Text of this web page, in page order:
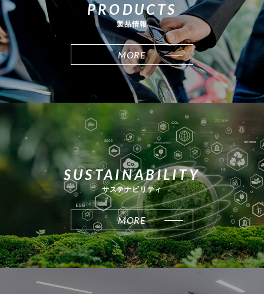
PRODUCTS
製品情報
MORE
SUSTAINABILITY
サステナビリティ
MORE